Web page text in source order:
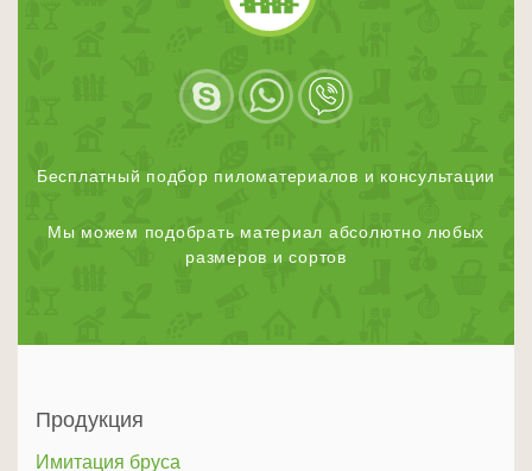
Бесплатный подбор пиломатериалов и консультации
Мы можем подобрать материал абсолютно любых
размеров и сортов
Продукция
Имитация бруса